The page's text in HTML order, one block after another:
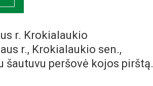
r. Krokialaukio
r., Krokialaukio sen.,
šautuvu peršovė kojos pirštą.